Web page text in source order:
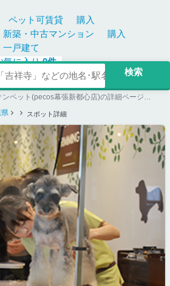
ペット可賃貸
購入
新築・中古マンション
購入
一戸建て
気に入り0件
千葉県習志野市周辺のイオンペット(pecos幕張新都心店)の詳細ページ。ペット同伴可のお店探しならペットホームウェブ。ペット可賃貸のお部屋探し、ペット可マンション購入のご検討時にもご利用ください。
スポット詳細